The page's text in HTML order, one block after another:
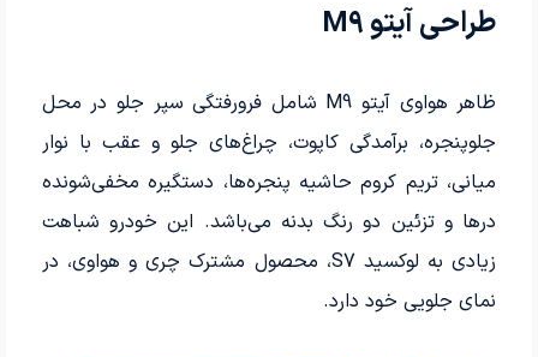
طراحی آیتو M9
ظاهر هواوی آیتو M9 شامل فرورفتگی سپر جلو در محل
جلوپنجره، برآمدگی کاپوت، چراغ‌های جلو و عقب با نوار
میانی، تریم کروم حاشیه پنجره­‌ها، دستگیره مخفی‌شونده
درها و تزئین دو رنگ بدنه می‌باشد. این خودرو شباهت
زیادی به لوکسید S7، محصول مشترک چری و هواوی، در
نمای جلویی خود دارد.